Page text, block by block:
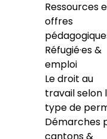
Ressources
offres
Réfugié·es &
emploi
Le droit au
travail selon
type de
Démarches